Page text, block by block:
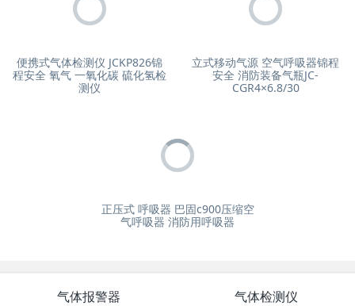
便携式气体检测仪 JCKP826锦
程安全 氧气 一氧化碳 硫化氢检
测仪
立式移动气源 空气呼吸器锦程
安全 消防装备气瓶JC-
CGR4×6.8/30
正压式 呼吸器 巴固c900压缩空
气呼吸器 消防用呼吸器
气体报警器 气体检测仪